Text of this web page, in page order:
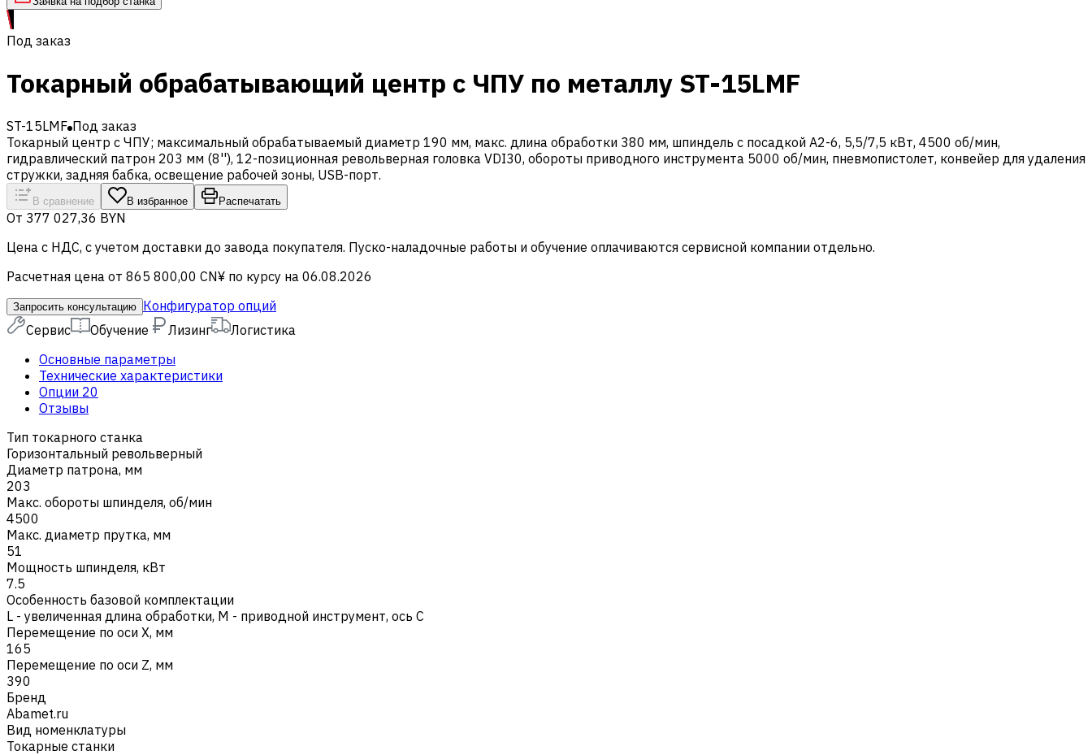
Под заказ
Токарный обрабатывающий центр с ЧПУ по металлу ST-15LMF
ST-15LMF Под заказ
Токарный центр с ЧПУ; максимальный обрабатываемый диаметр 190 мм, макс. длина обработки 380 мм, шпиндель с посадкой A2-6, 5,5/7,5 кВт, 4500 об/мин,
гидравлический патрон 203 мм (8''), 12-позиционная револьверная головка VDI30, обороты приводного инструмента 5000 об/мин, пневмопистолет, конвейер для удаления
стружки, задняя бабка, освещение рабочей зоны, USB-порт.
В сравнение В избранное Распечатать
От 377 027,36 BYN
Цена c НДС, с учетом доставки до завода покупателя. Пуско-наладочные работы и обучение оплачиваются сервисной компании отдельно.
Расчетная цена от 865 800,00 CN¥ по курсу на 06.08.2026
Запросить консультацию Конфигуратор опций
Сервис
Обучение Лизинг
Логистика
Основные параметры
Технические характеристики
Опции 20
Отзывы
Тип токарного станка
Горизонтальный револьверный
Диаметр патрона, мм
203
Макс. обороты шпинделя, об/мин
4500
Макс. диаметр прутка, мм
51
Мощность шпинделя, кВт
7.5
Особенность базовой комплектации
L - увеличенная длина обработки, M - приводной инструмент, ось C
Перемещение по оси X, мм
165
Перемещение по оси Z, мм
390
Бренд
Abamet.ru
Вид номенклатуры
Токарные станки